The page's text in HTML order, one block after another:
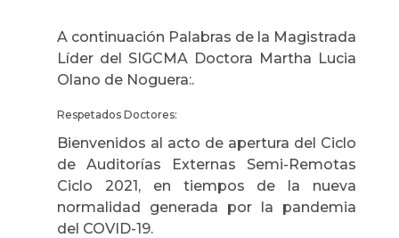
A continuación Palabras de la Magistrada
Líder del SIGCMA Doctora Martha Lucia
Olano de Noguera:.
Respetados Doctores:
Bienvenidos al acto de apertura del Ciclo
de Auditorías Externas Semi-Remotas
Ciclo 2021, en tiempos de la nueva
normalidad generada por la pandemia
del COVID-19.